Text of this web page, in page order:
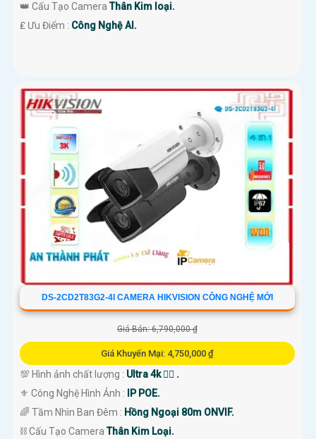
👑 Cấu Tạo CameraThân Kim loại.
️₤ Ưu Điểm : Công Nghệ AI.
DS-2CD2T83G2-4I CAMERA HIKVISION CÔNG NGHỆ MỚI
Giá Bán: 6,790,000 ₫
Giá Khuyến Mại: 4,750,000 ₫
💯 Hình ảnh chất lượng : Ultra 4k 👍🏾 .
⚜️ Công Nghệ Hình Ảnh :
IP POE.
🌈 Tầm Nhìn Ban Đêm : Hồng Ngoại 80m ONVIF.
⛓ Cấu Tạo CameraThân Kim Loại.